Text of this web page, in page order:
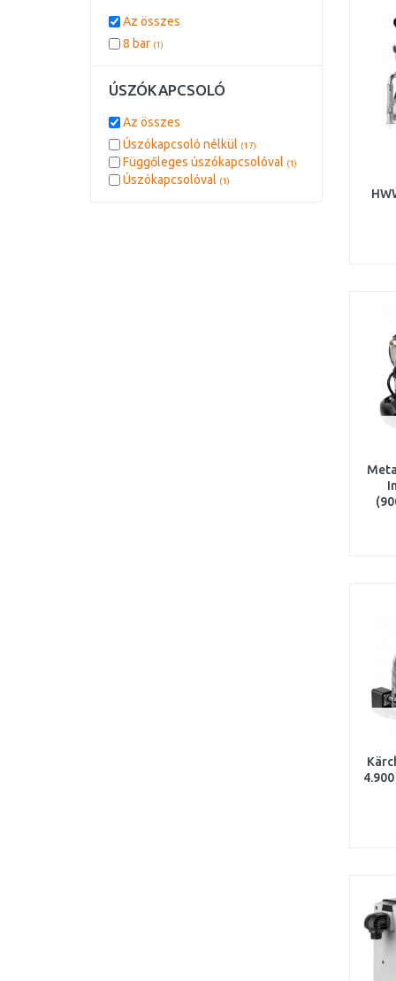
Az összes
8 bar (1)
ÚSZÓKAPCSOLÓ
Az összes
Úszókapcsoló nélkül (17)
Függőleges úszókapcsolóval (1)
Úszókapcsolóval (1)